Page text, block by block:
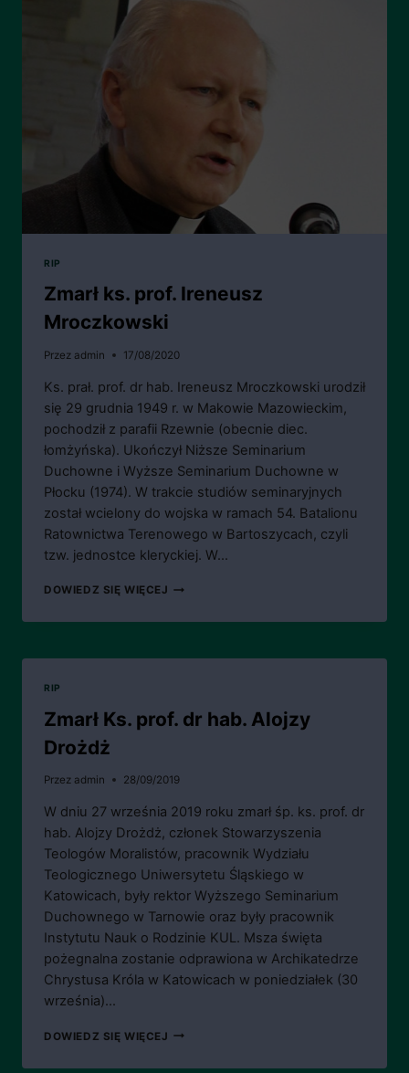
RIP
Zmarł ks. prof. Ireneusz
Mroczkowski
Przez admin 17/08/2020
Ks. prał. prof. dr hab. Ireneusz Mroczkowski urodził
się 29 grudnia 1949 r. w Makowie Mazowieckim,
pochodził z parafii Rzewnie (obecnie diec.
łomżyńska). Ukończył Niższe Seminarium
Duchowne i Wyższe Seminarium Duchowne w
Płocku (1974). W trakcie studiów seminaryjnych
został wcielony do wojska w ramach 54. Batalionu
Ratownictwa Terenowego w Bartoszycach, czyli
tzw. jednostce kleryckiej. W…
DOWIEDZ SIĘ WIĘCEJ ZMARŁ
PROF.
RIP
Zmarł Ks. prof. dr hab. Alojzy
Drożdż
Przez admin 28/09/2019
W dniu 27 września 2019 roku zmarł śp. ks. prof. dr
hab. Alojzy Drożdż, członek Stowarzyszenia
Teologów Moralistów, pracownik Wydziału
Teologicznego Uniwersytetu Śląskiego w
Katowicach, były rektor Wyższego Seminarium
Duchownego w Tarnowie oraz były pracownik
Instytutu Nauk o Rodzinie KUL. Msza święta
pożegnalna zostanie odprawiona w Archikatedrze
Chrystusa Króla w Katowicach w poniedziałek (30
września)…
DOWIEDZ SIĘ WIĘCEJ ZMARŁ